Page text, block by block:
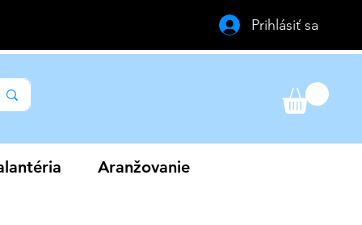
Prihlásiť sa
Aranžovanie